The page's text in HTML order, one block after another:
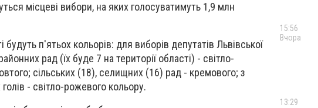
місцеві вибори, на яких голосуватимуть 1,9 млн
будуть п'ятьох кольорів: для виборів депутатів Львівської
рад (їх буде 7 на території області) - світло-
сільських (18), селищних (16) рад - кремового; з
- світло-рожевого кольору.
15:56
Вчора
13:29